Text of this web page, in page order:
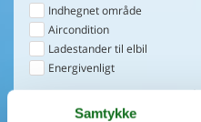
0
Indhegnet område
Aircondition
Ladestander til elbil
Energivenligt
Samtykke